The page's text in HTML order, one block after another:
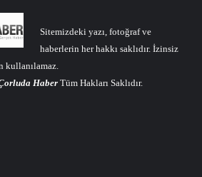
Sitemizdeki yazı, fotoğraf ve
haberlerin her hakkı saklıdır. İzinsiz
kullanılamaz.
HaberTüm Hakları Saklıdır.